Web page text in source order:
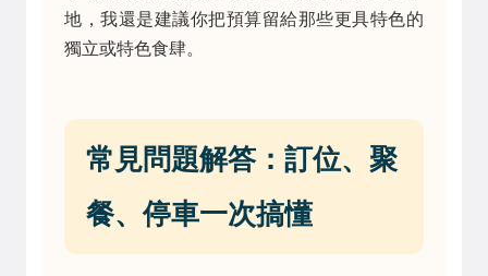
地，我還是建議你把預算留給那些更具特色的
獨立或特色食肆。
常見問題解答：訂位、聚
餐、停車一次搞懂